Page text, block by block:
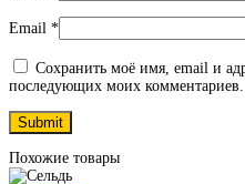
Email *
Сохранить моё имя, email и
последующих моих комментариев.
Похожие товары